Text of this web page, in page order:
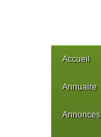
Accueil
Annuaire
Annonces